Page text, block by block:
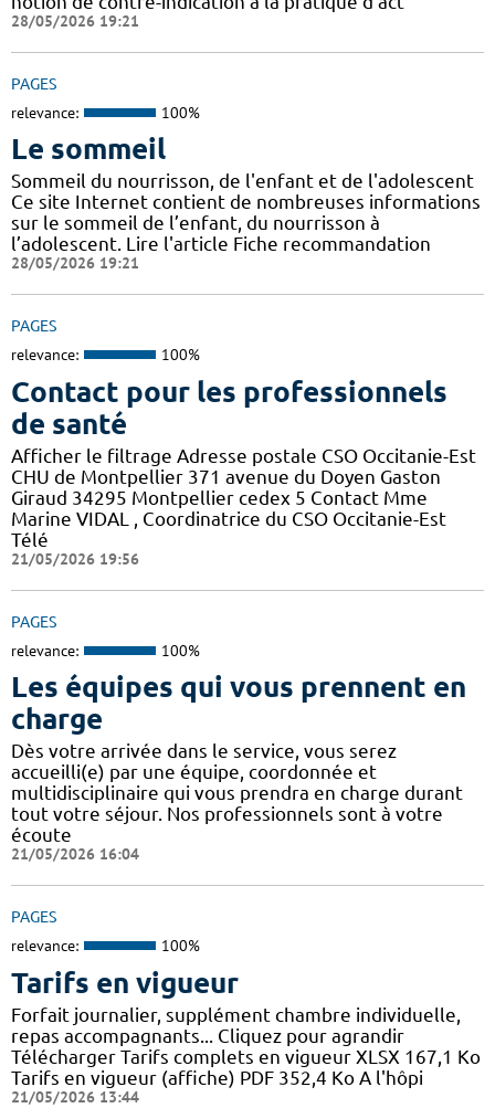
28/05/2026 19:21
PAGES
relevance: 100%
Le sommeil
Sommeil du nourrisson, de l'enfant et de l'adolescent
Ce site Internet contient de nombreuses informations
sur le sommeil de l’enfant, du nourrisson à
l’adolescent. Lire l'article Fiche recommandation
28/05/2026 19:21
PAGES
relevance: 100%
Contact pour les professionnels
de santé
Afficher le filtrage Adresse postale CSO Occitanie-Est
CHU de Montpellier 371 avenue du Doyen Gaston
Giraud 34295 Montpellier cedex 5 Contact Mme
Marine VIDAL , Coordinatrice du CSO Occitanie-Est
Télé
21/05/2026 19:56
PAGES
relevance: 100%
Les équipes qui vous prennent en
charge
Dès votre arrivée dans le service, vous serez
accueilli(e) par une équipe, coordonnée et
multidisciplinaire qui vous prendra en charge durant
tout votre séjour. Nos professionnels sont à votre
écoute
21/05/2026 16:04
PAGES
relevance: 100%
Tarifs en vigueur
Forfait journalier, supplément chambre individuelle,
repas accompagnants... Cliquez pour agrandir
Télécharger Tarifs complets en vigueur XLSX 167,1 Ko
Tarifs en vigueur (affiche) PDF 352,4 Ko A l'hôpi
21/05/2026 13:44